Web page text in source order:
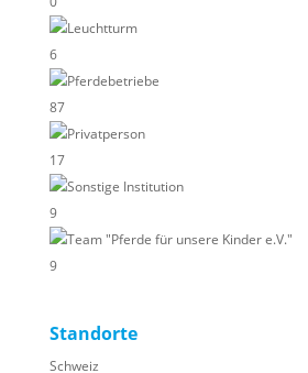
Leuchtturm
6
Pferdebetriebe
87
Privatperson
17
Sonstige Institution
9
Team "Pferde für unsere Kinder e.V."
9
Standorte
Schweiz